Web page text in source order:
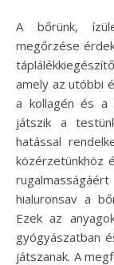
A bőrünk, ízületeink és szöveteink egészségének
megőrzése
amely az utóbbi
a kollagén és a
játszik a
hatással
közérzetünkhöz
hialuronsav a
Ezek az
gyógyászatban
játszanak. A